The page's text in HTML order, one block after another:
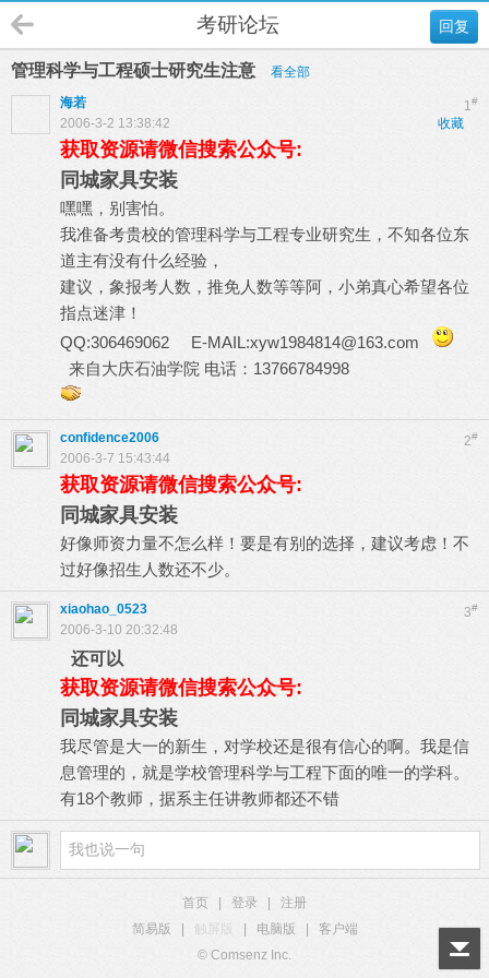
回复
考研论坛
管理科学与工程硕士研究生注意 看全部
1#
海若
收藏
2006-3-2 13:38:42
获取资源请微信搜索公众号:
同城家具安装
嘿嘿，别害怕。
我准备考贵校的管理科学与工程专业研究生，不知各位东
道主有没有什么经验，
建议，象报考人数，推免人数等等阿，小弟真心希望各位
指点迷津！
QQ:306469062 E-MAIL:xyw1984814@163.com
来自大庆石油学院 电话：13766784998
2#
confidence2006
2006-3-7 15:43:44
获取资源请微信搜索公众号:
同城家具安装
好像师资力量不怎么样！要是有别的选择，建议考虑！不
过好像招生人数还不少。
3#
xiaohao_0523
2006-3-10 20:32:48
还可以
获取资源请微信搜索公众号:
同城家具安装
我尽管是大一的新生，对学校还是很有信心的啊。我是信
息管理的，就是学校管理科学与工程下面的唯一的学科。
有18个教师，据系主任讲教师都还不错
首页 登录
注册
简易版
电脑版
客户端
© Comsenz Inc.